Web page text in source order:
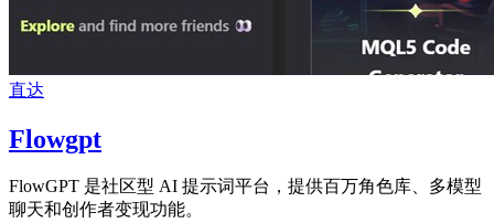
直达
Flowgpt
FlowGPT 是社区型 AI 提示词平台，提供百万角色库、多模型
聊天和创作者变现功能。